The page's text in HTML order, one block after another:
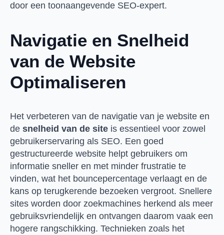
door een toonaangevende SEO-expert.
Navigatie en Snelheid
van de Website
Optimaliseren
Het verbeteren van de navigatie van je website en
de snelheid van de site is essentieel voor zowel
gebruikerservaring als SEO. Een goed
gestructureerde website helpt gebruikers om
informatie sneller en met minder frustratie te
vinden, wat het bouncepercentage verlaagt en de
kans op terugkerende bezoeken vergroot. Snellere
sites worden door zoekmachines herkend als meer
gebruiksvriendelijk en ontvangen daarom vaak een
hogere rangschikking. Technieken zoals het